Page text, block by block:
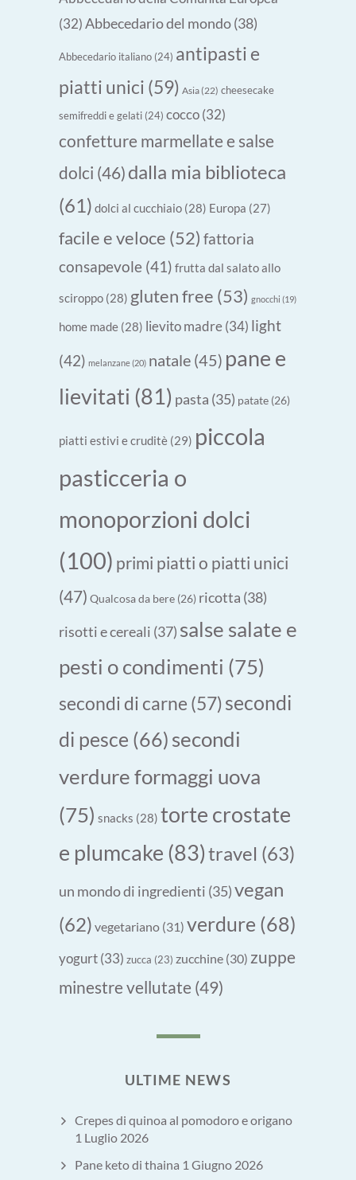
(32) Abbecedario del mondo(38)
Abbecedario italiano (24) antipasti e
piatti unici (59) Asia(22) cheesecake
semifreddi e gelati (24) cocco (32)
confetture marmellate e salse
dolci (46) dalla mia biblioteca
(61) dolci al cucchiaio (28) Europa (27)
facile e veloce (52) fattoria
consapevole (41) frutta dal salato allo
sciroppo (28) gluten free (53) gnocchi (19)
home made (28) lievito madre(34) light
(42) melanzane(20) natale (45) pane e
lievitati (81) pasta (35) patate (26)
piatti estivi e cruditè (29) piccola
pasticceria o
monoporzioni dolci
(100) primi piatti o piatti unici
(47) Qualcosa da bere (26) ricotta (38)
risotti e cereali (37) salse salate e
pesti o condimenti (75)
secondi di carne (57)secondi
di pesce (66) secondi
verdure formaggi uova
(75) snacks (28) torte crostate
e plumcake (83)travel (63)
un mondo di ingredienti (35)vegan
(62) vegetariano (31) verdure (68)
yogurt(33) zucca (23) zucchine (30) zuppe
minestre vellutate (49)
ULTIME NEWS
Crepes di quinoa al pomodoro e origano
1 Luglio 2026
Pane keto di thaina 1 Giugno 2026